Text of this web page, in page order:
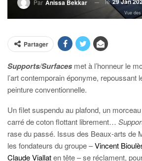
Par Anissa Bekkar
Vue
Partager
Supports/Surfacesmet à l’honneur le
l’art contemporain éponyme, repoussant
peinture conventionnelle.
Un filet suspendu au plafond, un
carré de coton flottant librement…
rase du passé. Issus des Beaux-arts de
les fondateurs du groupe –Vincent
Claude Viallaten tête – se réclament,